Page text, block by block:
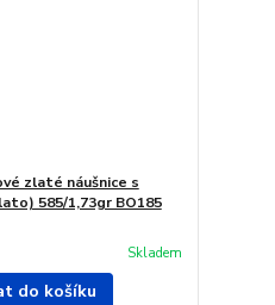
zlaté náušnice s
585/1,73gr BO185
Skladem
do košíku